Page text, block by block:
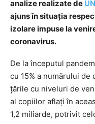
analize realizate de
ajuns în situația
izolare impuse la
coronavirus.
De la începutul
cu 15% a numărului
ţările cu niveluri de
al copiilor aflaţi în
1,2 miliarde, potrivit